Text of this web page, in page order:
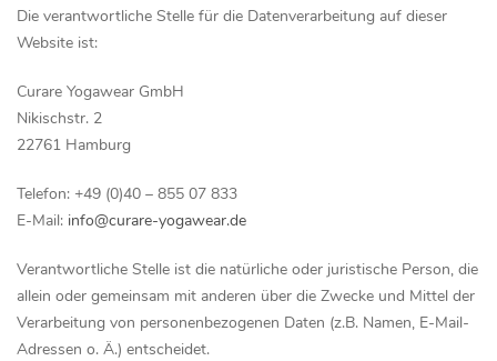
Die verantwortliche Stelle für die Datenverarbeitung auf dieser
Website ist:
Curare Yogawear GmbH
Nikischstr. 2
22761 Hamburg
Telefon: +49 (0)40 – 855 07 833
E-Mail: info@curare-yogawear.de
Verantwortliche Stelle ist die natürliche oder juristische Person, die
allein oder gemeinsam mit anderen über die Zwecke und Mittel der
Verarbeitung von personenbezogenen Daten (z.B. Namen, E-Mail-
Adressen o. Ä.) entscheidet.